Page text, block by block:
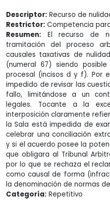
Descriptor: Recurso de
Restrictor: Competencia
Resumen: El recurso de
tramitación del proceso
causales taxativas de
(numeral 67) siendo
procesal (incisos d y f). Por
impedido de revisar las
fallo, limitándose a un
legales. Tocante a la
interposición claramente
la Sala está impedida de
celebrar una conciliación
y si el acuerdo posee la
que obligara al Tribunal
por lo que se rechaza el
como causal de forma
la denominación de normas
Categoría: Repetitivo